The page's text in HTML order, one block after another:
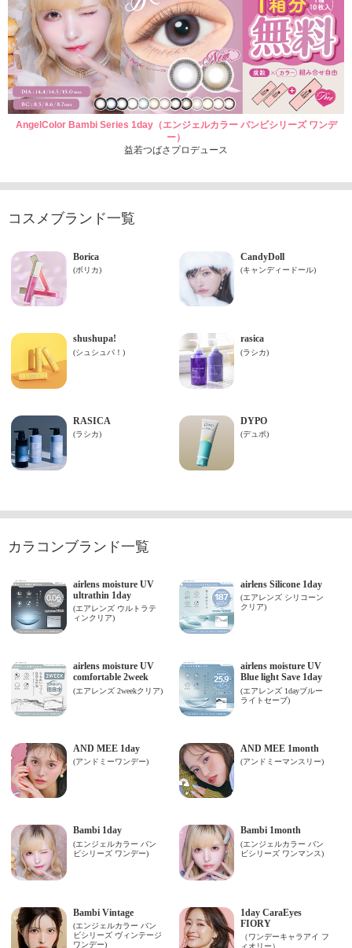
AngelColor Bambi Series 1day（エンジェルカラー バンビシリーズ ワンデ
ー）
益若つばさプロデュース
コスメブランド一覧
カラコンブランド一覧